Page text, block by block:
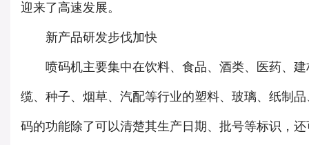
迎来了高速发展。
新产品研发步伐加快
喷码机主要集中在饮料、食品、酒类、医药、建
缆、种子、烟草、汽配等行业的塑料、玻璃、纸制
码的功能除了可以清楚其生产日期、批号等标识，